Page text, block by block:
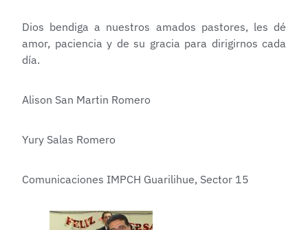
Dios bendiga a nuestros amados pastores, les dé
amor, paciencia y de su gracia para dirigirnos cada
día.
Alison San Martin Romero
Yury Salas Romero
Comunicaciones IMPCH Guarilihue, Sector 15